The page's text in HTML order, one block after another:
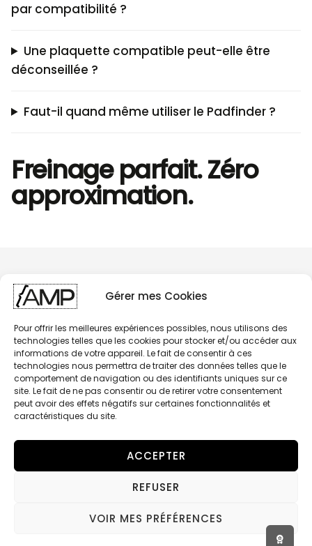
Gérer mes Cookies
Pour offrir les meilleures expériences possibles, nous utilisons des
technologies telles que les cookies pour stocker et/ou accéder aux
informations de votre appareil. Le fait de consentir à ces
technologies nous permettra de traiter des données telles que le
comportement de navigation ou des identifiants uniques sur ce
site. Le fait de ne pas consentir ou de retirer votre consentement
peut avoir des effets négatifs sur certaines fonctionnalités et
caractéristiques du site.
ACCEPTER
REFUSER
VOIR MES PRÉFÉRENCES
par compatibilité ?
Une plaquette compatible peut-elle être
déconseillée ?
Faut-il quand même utiliser le Padfinder ?
Freinage parfait. Zéro
approximation.
AMP - BRAKING COMPONENTS
© 2026 RIDESIGN SAS - Tous Droits Réservés